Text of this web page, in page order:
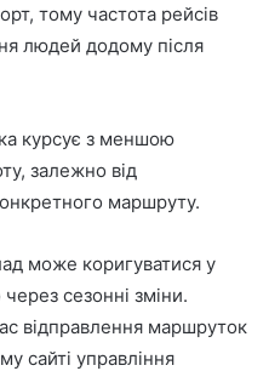
тому частота рейсів
людей додому після
курсує з меншою
залежно від
маршруту.
може коригуватися у
через сезонні зміни.
відправлення маршруток
сайті управління